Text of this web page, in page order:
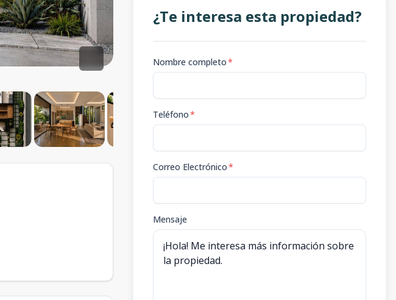
¿Te interesa esta propiedad?
Nombre completo*
Teléfono*
Correo Electrónico*
Mensaje